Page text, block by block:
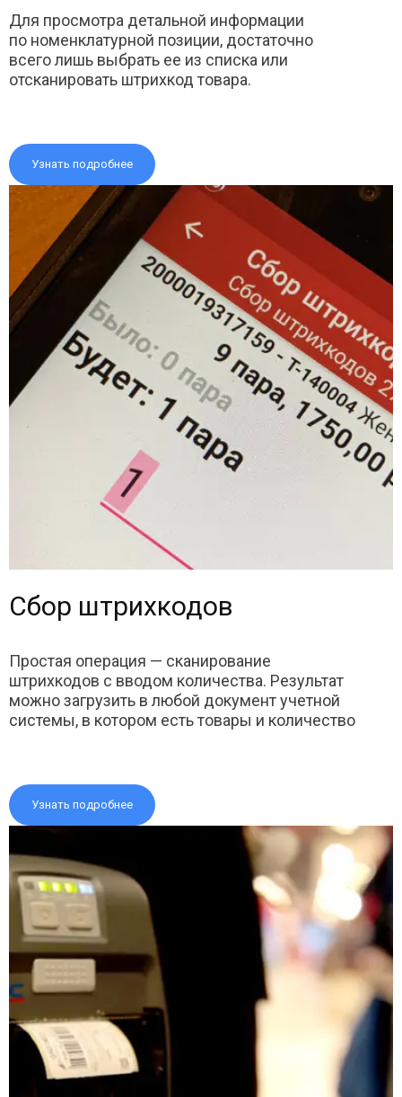
Для просмотра детальной информации
по номенклатурной позиции, достаточно
всего лишь выбрать ее из списка или
отсканировать штрихкод товара.
Узнать подробнее
Сбор штрихкодов
Простая операция — сканирование
штрихкодов с вводом количества. Результат
можно загрузить в любой документ учетной
системы, в котором есть товары и количество
Узнать подробнее